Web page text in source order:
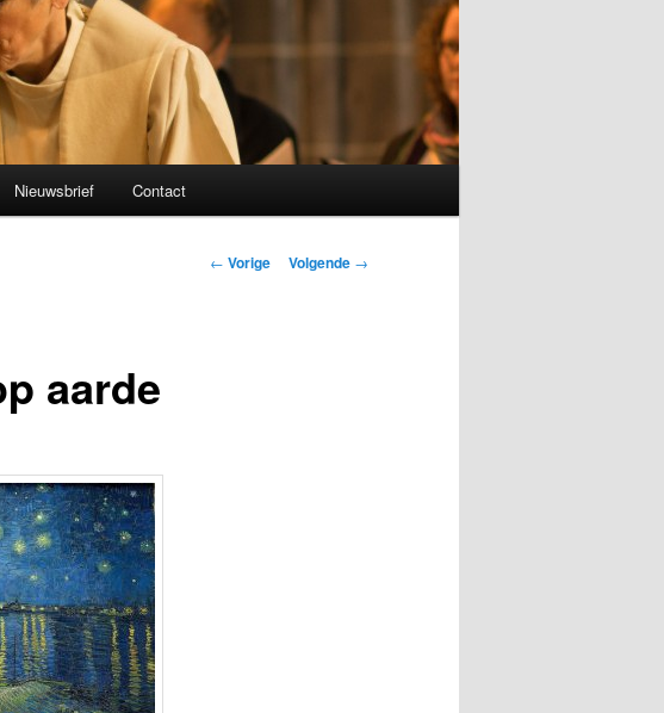
Nieuwsbrief Contact
Bericht
← Vorige Volgende →
aarde